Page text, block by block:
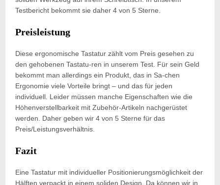
Testbericht bekommt sie daher 4 von 5 Sterne.
Preisleistung
Diese ergonomische Tastatur zählt vom Preis gesehen zu
den gehobenen Tastatu-ren in unserem Test. Für sein Geld
bekommt man allerdings ein Produkt, das in Sa-chen
Ergonomie viele Vorteile bringt – und das für jeden
individuell. Leider müssen manche Eigenschaften wie die
Höhenverstellbarkeit mit Zubehör-Artikeln nachgerüstet
werden. Daher geben wir 4 von 5 Sterne für das
Preis/Leistungsverhältnis.
Fazit
Eine Tastatur mit individueller Positionierungsmöglichkeit der
Hälften verpackt in einem soliden Design. Da können wir in